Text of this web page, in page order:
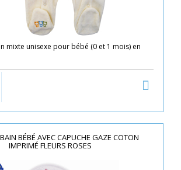
mixte unisexe pour bébé (0 et 1 mois) en
BÉBÉ AVEC CAPUCHE GAZE COTON
IMPRIMÉ FLEURS ROSES